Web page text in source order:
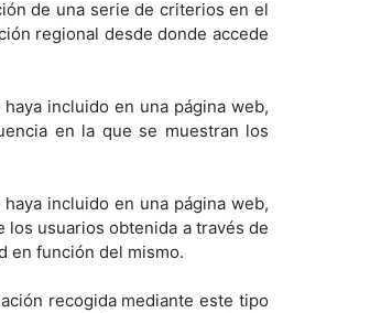
de una serie de criterios en el
regional desde donde accede
incluido en una página web,
en la que se muestran los
incluido en una página web,
usuarios obtenida a través de
en función del mismo.
recogida mediante este tipo